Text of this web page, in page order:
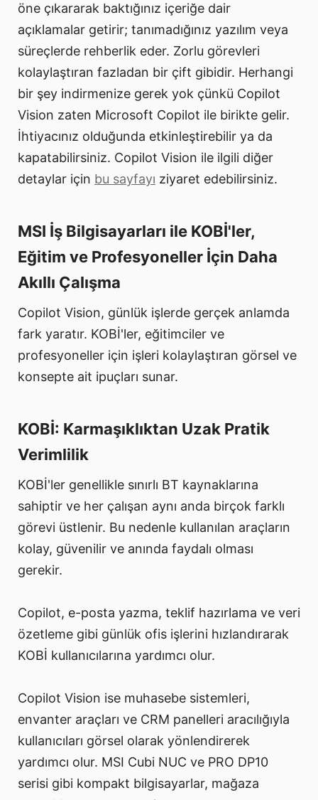
öne çıkararak baktığınız içeriğe dair
açıklamalar getirir; tanımadığınız yazılım veya
süreçlerde rehberlik eder. Zorlu görevleri
kolaylaştıran fazladan bir çift gibidir. Herhangi
bir şey indirmenize gerek yok çünkü Copilot
Vision zaten Microsoft Copilot ile birikte gelir.
İhtiyacınız olduğunda etkinleştirebilir ya da
kapatabilirsiniz. Copilot Vision ile ilgili diğer
detaylar için bu sayfayı ziyaret edebilirsiniz.
MSI İş Bilgisayarları ile KOBİ'ler,
Eğitim ve Profesyoneller İçin Daha
Akıllı Çalışma
Copilot Vision, günlük işlerde gerçek anlamda
fark yaratır. KOBİ'ler, eğitimciler ve
profesyoneller için işleri kolaylaştıran görsel ve
konsepte ait ipuçları sunar.
KOBİ: Karmaşıklıktan Uzak Pratik
Verimlilik
KOBİ'ler genellikle sınırlı BT kaynaklarına
sahiptir ve her çalışan aynı anda birçok farklı
görevi üstlenir. Bu nedenle kullanılan araçların
kolay, güvenilir ve anında faydalı olması
gerekir.
Copilot, e-posta yazma, teklif hazırlama ve veri
özetleme gibi günlük ofis işlerini hızlandırarak
KOBİ kullanıcılarına yardımcı olur.
Copilot Vision ise muhasebe sistemleri,
envanter araçları ve CRM panelleri aracılığıyla
kullanıcıları görsel olarak yönlendirerek
yardımcı olur. MSI Cubi NUC ve PRO DP10
serisi gibi kompakt bilgisayarlar, mağaza